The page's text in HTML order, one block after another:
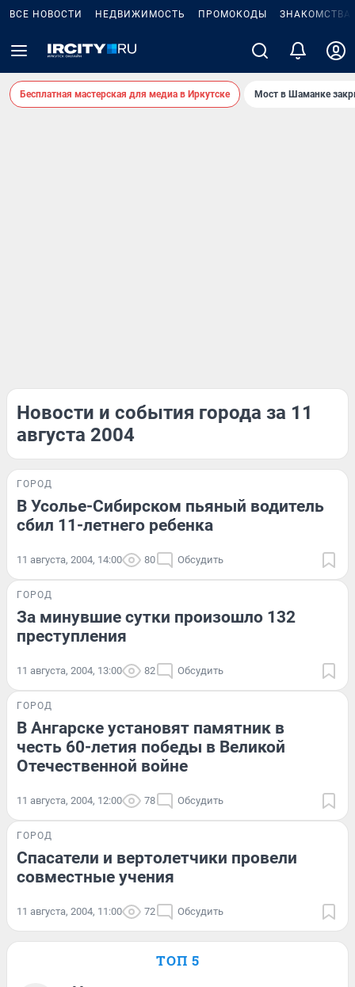
ВСЕ НОВОСТИ НЕДВИЖИМОСТЬ ПРОМОКОДЫ ЗНАКОМСТВА
Бесплатная мастерская для медиа в Иркутске Мост в Шаманке
Новости и события города за 11
августа 2004
ГОРОД
В Усолье-Сибирском пьяный водитель
сбил 11-летнего ребенка
11 августа, 2004, 14:00 80 Обсудить
ГОРОД
За минувшие сутки произошло 132
преступления
11 августа, 2004, 13:00 82 Обсудить
ГОРОД
В Ангарске установят памятник в
честь 60-летия победы в Великой
Отечественной войне
11 августа, 2004, 12:00 78 Обсудить
ГОРОД
Спасатели и вертолетчики провели
совместные учения
11 августа, 2004, 11:00 72 Обсудить
ТОП 5